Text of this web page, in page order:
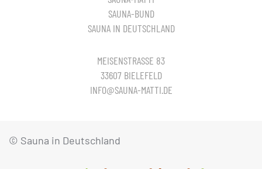
SAUNA-BUND
SAUNA IN DEUTSCHLAND
MEISENSTRASSE 83
33607 BIELEFELD
INFO@SAUNA-MATTI.DE
© Sauna in Deutschland